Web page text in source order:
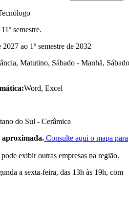
semestre.
2027 ao 1º semestre de 2032
Matutino, Sábado - Manhã, Sábado
Word, Excel
do Sul - Cerâmica
aproximada. Consulte aqui o mapa para
exibir outras empresas na região.
a sexta-feira, das 13h às 19h, com